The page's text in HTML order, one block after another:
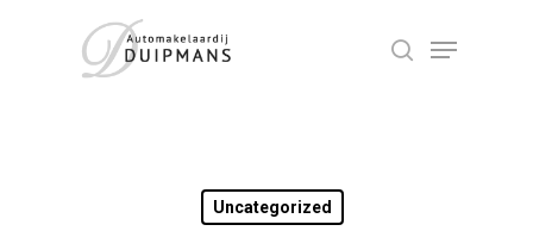
search
Menu
Uncategorized